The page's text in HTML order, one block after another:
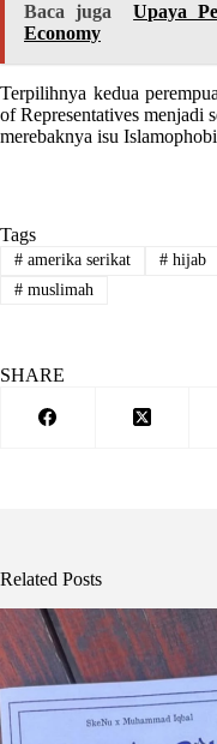
Baca juga
Upaya
Economy
Terpilihnya kedua
of Representatives menjadi
merebaknya isu
Tags
#amerika serikat #hijab
#muslimah
SHARE
Related Posts